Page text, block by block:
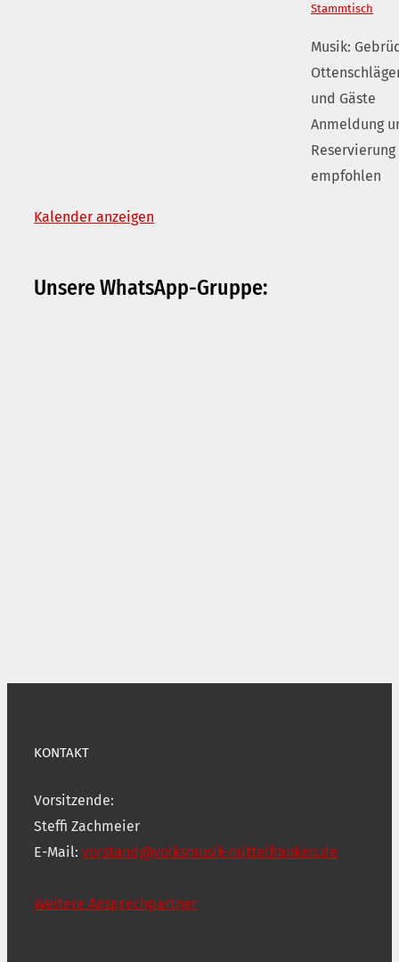
Stammtisch
Musik:
und Gäste
Anmeldung
Reservierung
empfohlen
Kalender anzeigen
Unsere WhatsApp-Gruppe:
KONTAKT
Vorsitzende:
Steffi Zachmeier
E-Mail: vorstand@volksmusik-mittelfranken.de
Weitere Ansprechpartner